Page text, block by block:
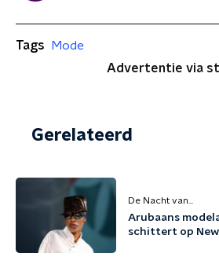
Tags
Mode
Advertentie via
Gerelateerd
De Nacht van...
Arubaans
schittert op New